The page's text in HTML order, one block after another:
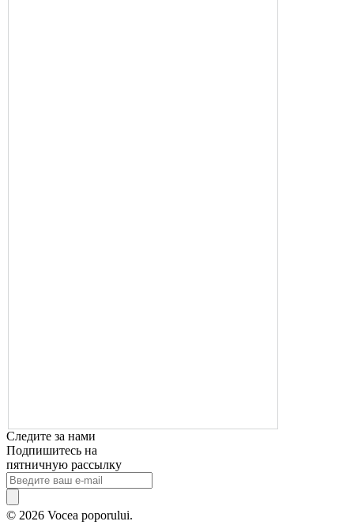
Следите за нами
Подпишитесь на
пятничную рассылку
© 2026 Vocea poporului.